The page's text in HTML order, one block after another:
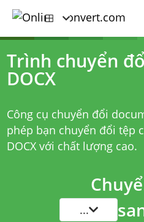
Trình chuyển
DOCX
Công cụ chuyển đổi
phép bạn chuyển đổi tệp
DOCX với chất lượng cao.
...